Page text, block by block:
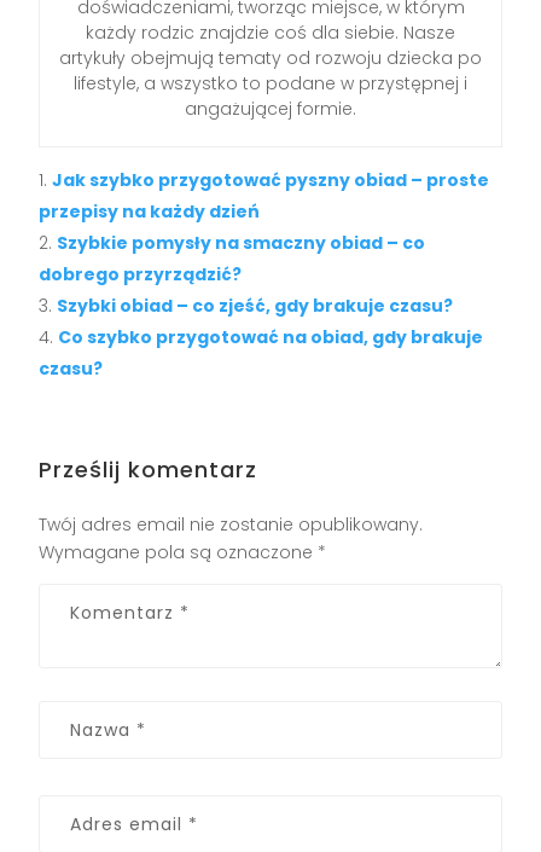
doświadczeniami, tworząc miejsce, w którym
każdy rodzic znajdzie coś dla siebie. Nasze
artykuły obejmują tematy od rozwoju dziecka po
lifestyle, a wszystko to podane w przystępnej i
angażującej formie.
Jak szybko przygotować pyszny obiad – proste
przepisy na każdy dzień
Szybkie pomysły na smaczny obiad – co
dobrego przyrządzić?
Szybki obiad – co zjeść, gdy brakuje czasu?
Co szybko przygotować na obiad, gdy brakuje
czasu?
Prześlij komentarz
Twój adres email nie zostanie opublikowany.
Wymagane pola są oznaczone *